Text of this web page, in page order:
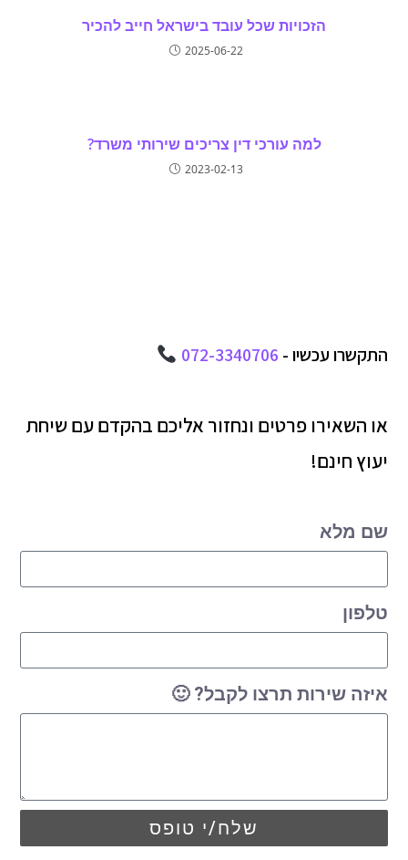
הזכויות שכל עובד בישראל חייב להכיר
2025-06-22
למה עורכי דין צריכים שירותי משרד?
2023-02-13
התקשרו עכשיו - 072-3340706
או השאירו פרטים ונחזור אליכם בהקדם עם שיחת
יעוץ חינם!
שם מלא
טלפון
איזה שירות תרצו לקבל? 🙂
שלח/י טופס